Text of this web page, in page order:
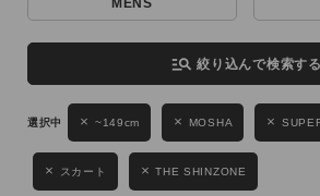
キーワード
性別
MENS LADIES
MENS
manage_search 絞り込んで検索する
~149cm MOSHA
スカート THE SHINZONE